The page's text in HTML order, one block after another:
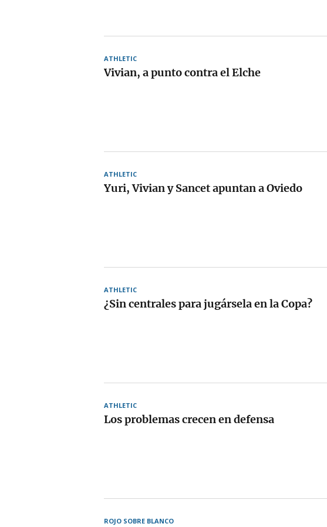
ATHLETIC
Vivian, a punto contra el Elche
ATHLETIC
Yuri, Vivian y Sancet apuntan a Oviedo
ATHLETIC
¿Sin centrales para jugársela en la Copa?
ATHLETIC
Los problemas crecen en defensa
ROJO SOBRE BLANCO